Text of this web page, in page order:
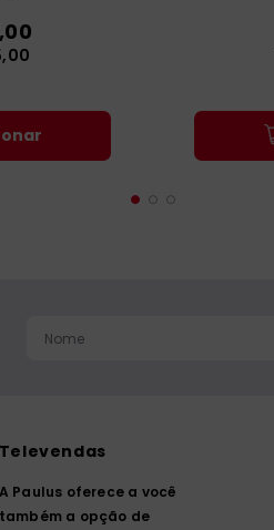
,00
,00
Televendas
A Paulus oferece a você
também a opção de